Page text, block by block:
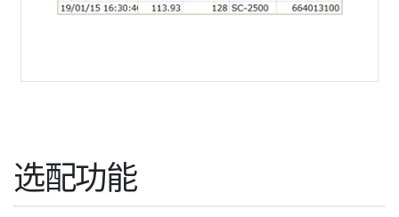
选配功能